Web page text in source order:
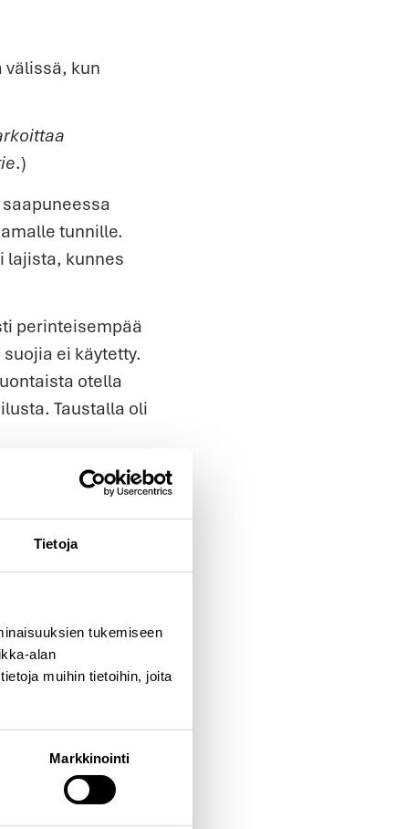
Tietoja
tukemiseen
alan
muihin tietoihin, joita
Markkinointi
välissä, kun
.)
tunnille.
lajista, kunnes
perinteisempää
ei käytetty.
otella
Taustalla oli
keskeistä.